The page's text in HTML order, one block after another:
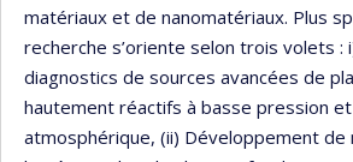
matériaux et de nanomatériaux. Plus
recherche s’oriente selon trois volets :
diagnostics de sources avancées de
hautement réactifs à basse pression
atmosphérique, (ii) Développement de